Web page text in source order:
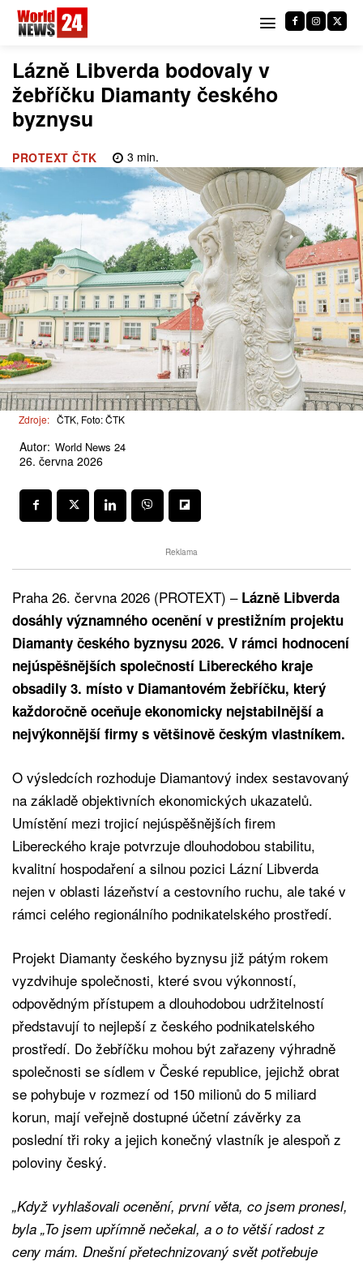
Lázně Libverda bodovaly v
žebříčku Diamanty českého
byznysu
PROTEXT ČTK 3 min.
Zdroje: ČTK, Foto: ČTK
Autor: World News 24
26. června 2026
Reklama
Praha 26. června 2026 (PROTEXT) – Lázně Libverda
dosáhly významného ocenění v prestižním projektu
Diamanty českého byznysu 2026. V rámci hodnocení
nejúspěšnějších společností Libereckého kraje
obsadily 3. místo v Diamantovém žebříčku, který
každoročně oceňuje ekonomicky nejstabilnější a
nejvýkonnější firmy s většinově českým vlastníkem.
O výsledcích rozhoduje Diamantový index sestavovaný
na základě objektivních ekonomických ukazatelů.
Umístění mezi trojicí nejúspěšnějších firem
Libereckého kraje potvrzuje dlouhodobou stabilitu,
kvalitní hospodaření a silnou pozici Lázní Libverda
nejen v oblasti lázeňství a cestovního ruchu, ale také v
rámci celého regionálního podnikatelského prostředí.
Projekt Diamanty českého byznysu již pátým rokem
vyzdvihuje společnosti, které svou výkonností,
odpovědným přístupem a dlouhodobou udržitelností
představují to nejlepší z českého podnikatelského
prostředí. Do žebříčku mohou být zařazeny výhradně
společnosti se sídlem v České republice, jejichž obrat
se pohybuje v rozmezí od 150 milionů do 5 miliard
korun, mají veřejně dostupné účetní závěrky za
poslední tři roky a jejich konečný vlastník je alespoň z
poloviny český.
„Když vyhlašovali ocenění, první věta, co jsem pronesl,
byla „To jsem upřímně nečekal, a o to větší radost z
ceny mám. Dnešní přetechnizovaný svět potřebuje